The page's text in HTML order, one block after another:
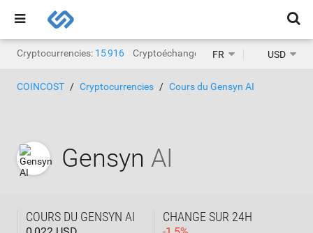
Cryptocurrencies: 15 916 Cryptoéchanges: 1 468
FR USD
COINCOST Cryptocurrencies Cours du Gensyn AI
Gensyn AI
COURS DU GENSYN AI CHANGE SUR 24H